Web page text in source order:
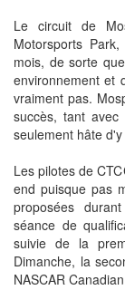
Le circuit de
Motorsports
mois, de sorte
environnement et
vraiment pas.
succès, tant
seulement hâte
Les pilotes de
end puisque pas
proposées
séance de
suivie de la
Dimanche, la
NASCAR